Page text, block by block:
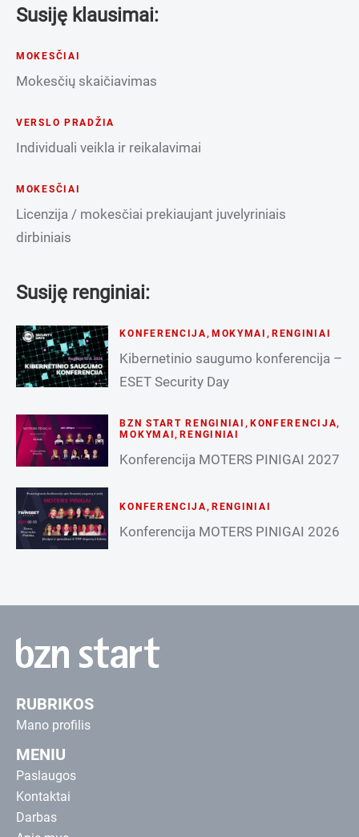
Susiję klausimai:
MOKESČIAI
Mokesčių skaičiavimas
VERSLO PRADŽIA
Individuali veikla ir reikalavimai
MOKESČIAI
Licenzija / mokesčiai prekiaujant juvelyriniais
dirbiniais
Susiję renginiai:
KONFERENCIJA , MOKYMAI , RENGINIAI
Kibernetinio saugumo konferencija –
ESET Security Day
BZN START RENGINIAI , KONFERENCIJA,
MOKYMAI ,RENGINIAI
Konferencija MOTERS PINIGAI 2027
KONFERENCIJA , RENGINIAI
Konferencija MOTERS PINIGAI 2026
RUBRIKOS
Mano profilis
MENIU
Paslaugos
Kontaktai
Darbas